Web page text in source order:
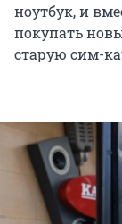
ноутбук, и
покупать
старую сим-